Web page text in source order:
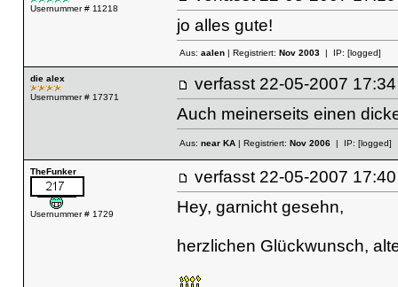
Usernummer # 11218
jo alles gute!
Aus: aalen| Registriert: Nov 2003| IP: [logged]
die alex
Usernummer # 17371
verfasst 22-05-2007
Auch meinerseits einen
Aus: near KA| Registriert: Nov 2006| IP: [logged]
TheFunker
Usernummer # 1729
verfasst 22-05-2007
Hey, garnicht gesehn,
herzlichen Glückwunsch,